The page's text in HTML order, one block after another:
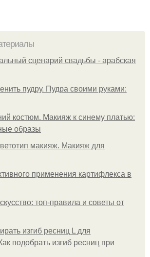
сценарий свадьбы - арабская
пудру. Пудра своими руками:
костюм. Макияж к синему платью:
образы
макияж. Макияж для
применения картифлекса в
топ-правила и советы от
изгиб ресниц L для
подобрать изгиб ресниц при